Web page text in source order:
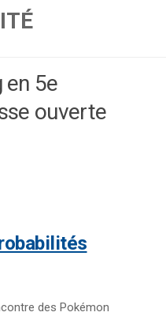
en 5e
ouverte
des Pokémon